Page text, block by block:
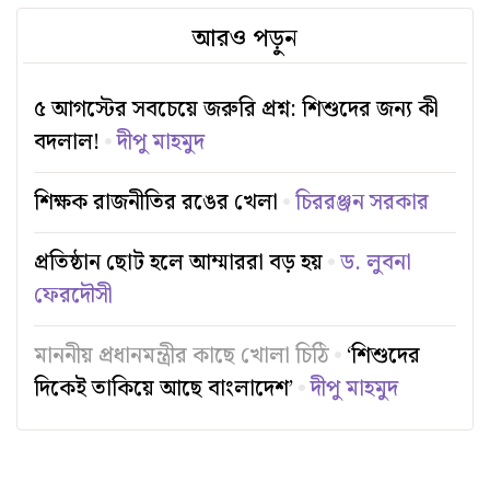
আরও পড়ুন
৫ আগস্টের সবচেয়ে জরুরি প্রশ্ন: শিশুদের জন্য কী
বদলাল! দীপু মাহমুদ
শিক্ষক রাজনীতির রঙের খেলা চিররঞ্জন সরকার
প্রতিষ্ঠান ছোট হলে আম্মাররা বড় হয় ড. লুবনা
ফেরদৌসী
মাননীয় প্রধানমন্ত্রীর কাছে খোলা চিঠি ‘শিশুদের
দিকেই তাকিয়ে আছে বাংলাদেশ’ দীপু মাহমুদ